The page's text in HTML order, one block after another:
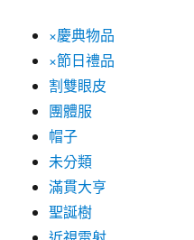
×慶典物品
×節日禮品
割雙眼皮
團體服
帽子
未分類
滿貫大亨
聖誕樹